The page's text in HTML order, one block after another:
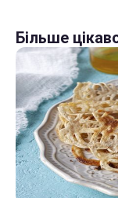
Більше